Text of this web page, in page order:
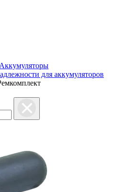
Аккумуляторы
для аккумуляторов